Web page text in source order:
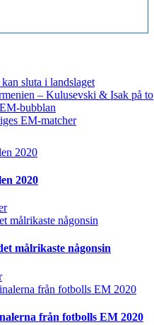
sluta i landslaget
– Kulusevski & Isak på
bubblan
EM-matcher
2020
målrikaste någonsin
från fotbolls EM 2020